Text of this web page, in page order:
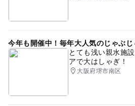
今年も開催中！毎年大人気のじゃぶ
とても浅い親水施
アで大はしゃぎ！
大阪府堺市南区